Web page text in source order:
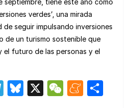
septiembre, tiene este año como
verdes’, una mirada
de seguir impulsando inversiones
de un turismo sostenible que
el futuro de las personas y el
T
Bl X
W M